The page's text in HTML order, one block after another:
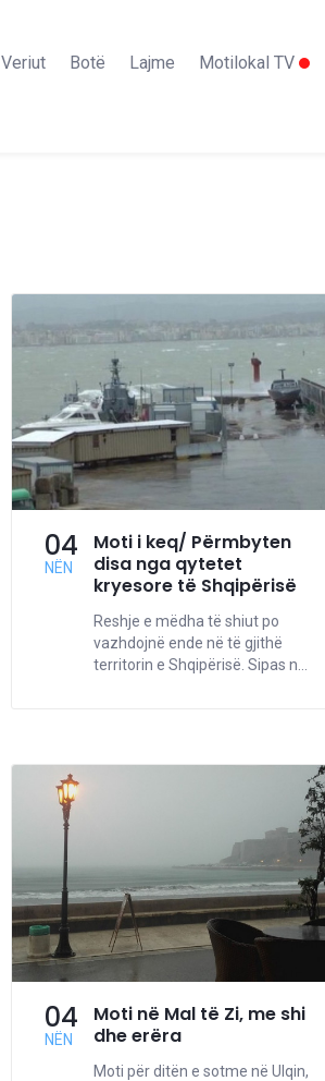
Botë Lajme Motilokal TV
04
NËN
Moti i keq/ Përmbyten
disa nga qytetet
kryesore të Shqipërisë
Reshje e mëdha të shiut po
vazhdojnë ende në të gjithë
territorin e Shqipërisë. Sipas n...
04
NËN
Moti në Mal të Zi, me shi
dhe erëra
Moti për ditën e sotme në Ulqin,